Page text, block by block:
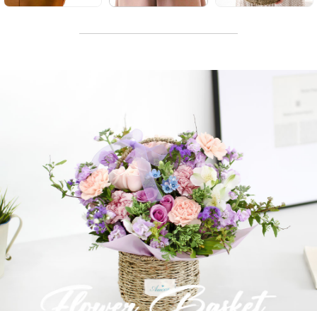
작지만 확실한 행복,
어디에나 어울리는
공간을 가득 채우는